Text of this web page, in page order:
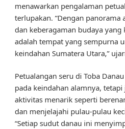
menawarkan pengalaman
terlupakan. “Dengan panorama
dan keberagaman budaya yang
adalah tempat yang sempurna
keindahan Sumatera Utara,”
Petualangan seru di Toba
pada keindahan alamnya,
aktivitas menarik seperti
dan menjelajahi pulau-pulau
“Setiap sudut danau ini